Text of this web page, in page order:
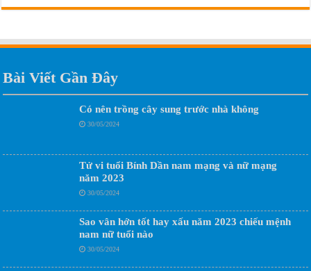
Bài Viết Gần Đây
Có nên trồng cây sung trước nhà không
30/05/2024
Tử vi tuổi Bính Dần nam mạng và nữ mạng
năm 2023
30/05/2024
Sao vân hớn tốt hay xấu năm 2023 chiếu mệnh
nam nữ tuổi nào
30/05/2024